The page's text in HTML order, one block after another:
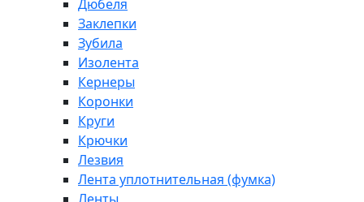
Дюбеля
Заклепки
Зубила
Изолента
Кернеры
Коронки
Круги
Крючки
Лезвия
Лента уплотнительная (фумка)